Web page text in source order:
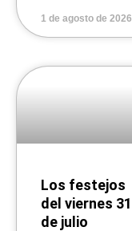
1 de agosto de 2026
Los festejos
del viernes 31
de julio